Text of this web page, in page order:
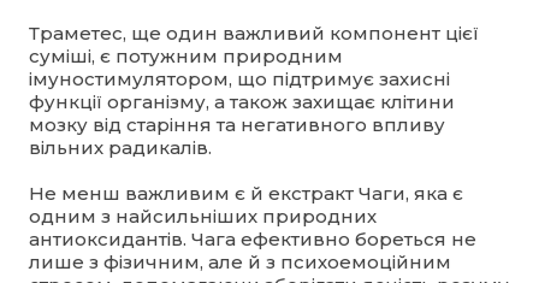
Траметес, ще один важливий компонент цієї
суміші, є потужним природним
імуностимулятором, що підтримує захисні
функції організму, а також захищає клітини
мозку від старіння та негативного впливу
вільних радикалів.
Не менш важливим є й екстракт Чаги, яка є
одним з найсильніших природних
антиоксидантів. Чага ефективно бореться не
лише з фізичним, але й з психоемоційним